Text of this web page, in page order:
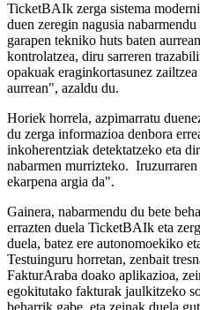
TicketBAIk zerga sistema
duen zeregin nagusia
garapen tekniko huts baten
kontrolatzea, diru sarreren
opakuak eraginkortasunez
aurrean", azaldu du.
Horiek horrela, azpimarratu
du zerga informazioa denbora
inkoherentziak detektatzeko eta
nabarmen murrizteko.
ekarpena argia da".
Gainera, nabarmendu du bete
errazten duela TicketBAIk eta
duela, batez ere autonomoekiko
Testuinguru horretan, zenbait
FakturAraba doako aplikazioa,
egokitutako fakturak jaulkitzeko